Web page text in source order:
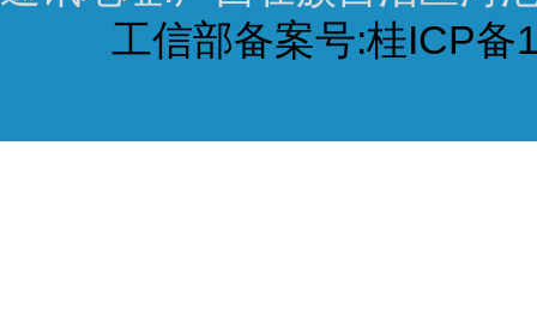
工信部备案号:桂ICP备